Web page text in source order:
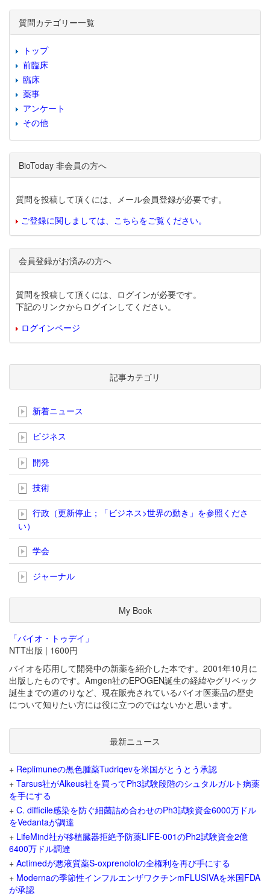
質問カテゴリー一覧
トップ
前臨床
臨床
薬事
アンケート
その他
BioToday 非会員の方へ
質問を投稿して頂くには、メール会員登録が必要です。
ご登録に関しましては、こちらをご覧ください。
会員登録がお済みの方へ
質問を投稿して頂くには、ログインが必要です。
下記のリンクからログインしてください。
ログインページ
記事カテゴリ
新着ニュース
ビジネス
開発
技術
行政（更新停止；「ビジネス>世界の動き」を参照くださ
い）
学会
ジャーナル
My Book
「バイオ・トゥデイ」
NTT出版 | 1600円
バイオを応用して開発中の新薬を紹介した本です。2001年10月に
出版したものです。Amgen社のEPOGEN誕生の経緯やグリベック
誕生までの道のりなど、現在販売されているバイオ医薬品の歴史
について知りたい方には役に立つのではないかと思います。
最新ニュース
+ Replimuneの黒色腫薬Tudriqevを米国がとうとう承認
+ Tarsus社がAlkeus社を買ってPh3試験段階のシュタルガルト病薬
を手にする
+ C. difficile感染を防ぐ細菌詰め合わせのPh3試験資金6000万ドル
をVedantaが調達
+ LifeMind社が移植臓器拒絶予防薬LIFE-001のPh2試験資金2億
6400万ドル調達
+ Actimedが悪液質薬S-oxprenololの全権利を再び手にする
+ Modernaの季節性インフルエンザワクチンmFLUSIVAを米国FDA
が承認